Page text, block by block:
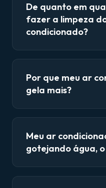
De quanto em
fazer a limpeza
condicionado?
Por que meu ar
gela mais?
Meu ar
gotejando água,